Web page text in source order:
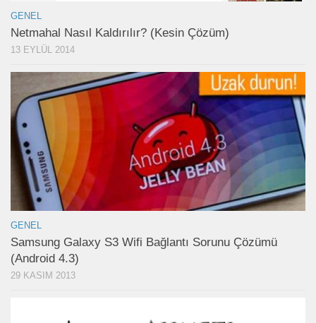
GENEL
Netmahal Nasıl Kaldırılır? (Kesin Çözüm)
13 EYLÜL 2014
GENEL
Samsung Galaxy S3 Wifi Bağlantı Sorunu Çözümü
(Android 4.3)
29 KASIM 2013